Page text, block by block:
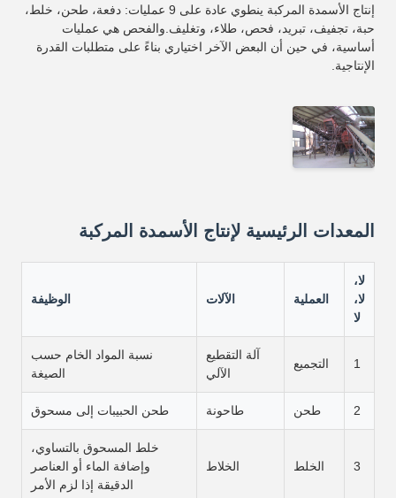
إنتاج الأسمدة المركبة ينطوي عادة على 9 عمليات: دفعة، طحن، خلط،
حبة، تجفيف، تبريد، فحص، طلاء، وتغليف.والفحص هي عمليات
أساسية، في حين أن البعض الآخر اختياري بناءً على متطلبات القدرة
الإنتاجية.
المعدات الرئيسية لإنتاج الأسمدة المركبة
لا،
لا،
لا
العملية الآلات الوظيفة
1 التجميع
آلة التقطيع
الآلي
نسبة المواد الخام حسب
الصيغة
2 طحن طاحونة طحن الحبيبات إلى مسحوق
3 الخلط الخلاط
خلط المسحوق بالتساوي،
وإضافة الماء أو العناصر
الدقيقة إذا لزم الأمر